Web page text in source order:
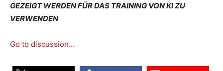
GEZEIGT WERDEN FÜR DAS TRAINING VON KI ZU
VERWENDEN
Go to discussion...